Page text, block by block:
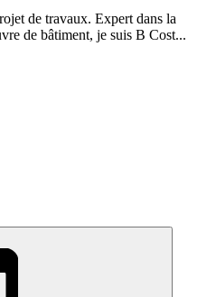
de travaux. Expert dans la
de bâtiment, je suis B Cost...